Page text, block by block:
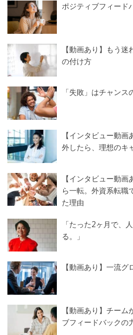
ポジティブフィード
【動画あり】もう
の付け方
「失敗」はチャンス
【インタビュー動
外したら、理想のキ
【インタビュー動
ら一転。外資系転職
た理由
「たった2ヶ月で、
る。」
【動画あり】一流
【動画あり】チー
ブフィードバックの